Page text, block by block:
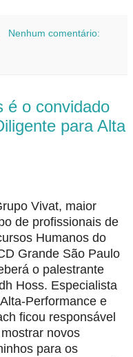
Nenhum comentário:
é o convidado
para Alta
Vivat, maior
de profissionais de
Humanos do
Grande São Paulo
o palestrante
Hoss. Especialista
Performance e
ficou responsável
novos
para os